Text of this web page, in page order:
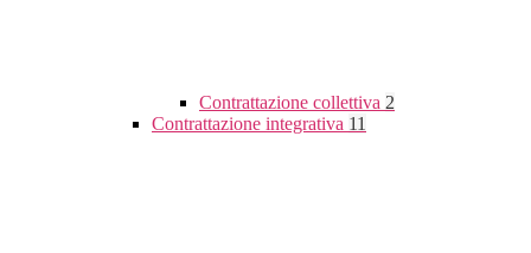
Contrattazione collettiva 2
Contrattazione integrativa 11